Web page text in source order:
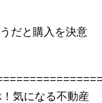
だと購入を決意
気になる不動産